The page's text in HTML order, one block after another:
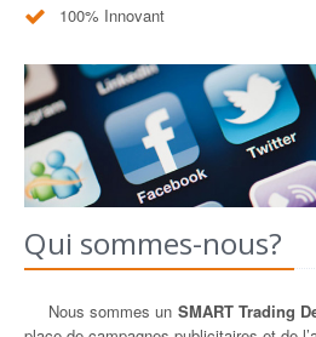
100% Innovant
Qui sommes-nous?
Nous sommes un SMART Trading